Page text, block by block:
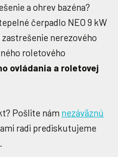
a ohrev bazéna?
čerpadlo NEO 9 kW
nerezového
roletového
ovládania a roletovej
Pošlite nám nezáväznú
radi prediskutujeme